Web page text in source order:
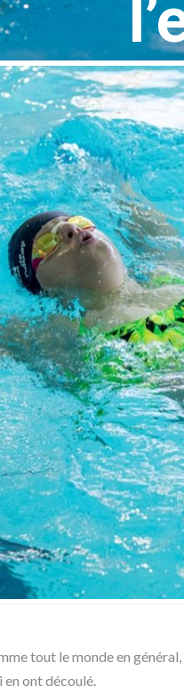
tout le monde en
ont découlé.